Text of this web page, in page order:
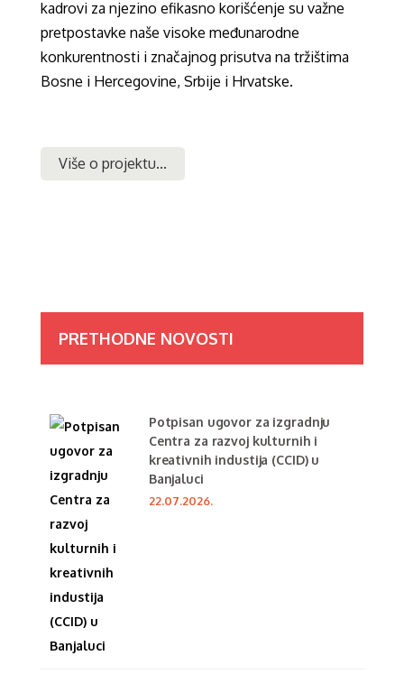
kadrovi za njezino efikasno korišćenje su važne
pretpostavke naše visoke međunarodne
konkurentnosti i značajnog prisutva na tržištima
Bosne i Hercegovine, Srbije i Hrvatske.
Više o projektu...
PRETHODNE NOVOSTI
Potpisan ugovor za izgradnju
Centra za razvoj kulturnih i
kreativnih industija (CCID) u
Banjaluci
22.07.2026.